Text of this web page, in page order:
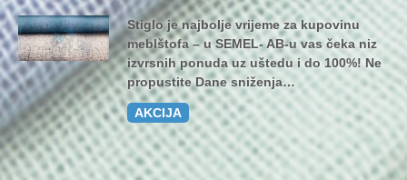
Stiglo je najbolje vrijeme za kupovinu
meblštofa – u SEMEL- AB-u vas čeka niz
izvrsnih ponuda uz uštedu i do 100%! Ne
propustite Dane sniženja…
AKCIJA